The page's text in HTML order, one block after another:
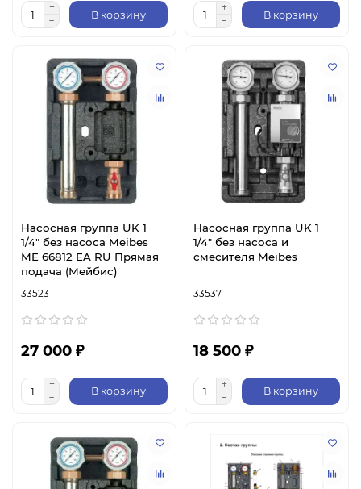
В корзину В корзину
Насосная группа UK 1
1/4" без насоса Meibes
ME 66812 EA RU Прямая
подача (Мейбис)
33523
27 000 ₽
В корзину
Насосная группа UK 1
1/4" без насоса и
смесителя Meibes
33537
18 500 ₽
В корзину